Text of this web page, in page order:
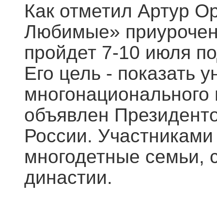
Как отметил Артур
Любимые»
пройдет 7-10 июля
Его цель - показать
объявлен
России.
многодетные семьи,
династии.